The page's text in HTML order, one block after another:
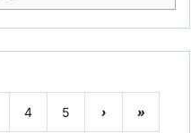
4 5 › »